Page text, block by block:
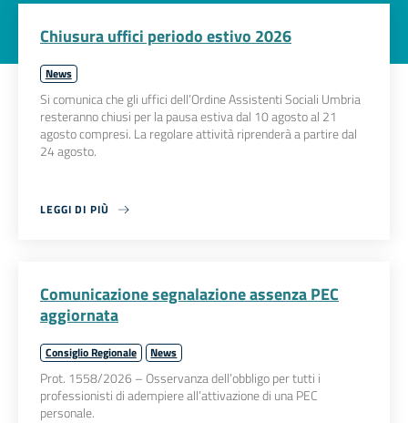
Chiusura uffici periodo estivo 2026
News
Si comunica che gli uffici dell’Ordine Assistenti Sociali Umbria
resteranno chiusi per la pausa estiva dal 10 agosto al 21
agosto compresi. La regolare attività riprenderà a partire dal
24 agosto.
LEGGI DI PIÙ
Comunicazione segnalazione assenza PEC
aggiornata
Consiglio Regionale News
Prot. 1558/2026 – Osservanza dell’obbligo per tutti i
professionisti di adempiere all’attivazione di una PEC
personale.